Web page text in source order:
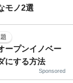
モノ2選
ープンイノベー
にする方法
Sponsored